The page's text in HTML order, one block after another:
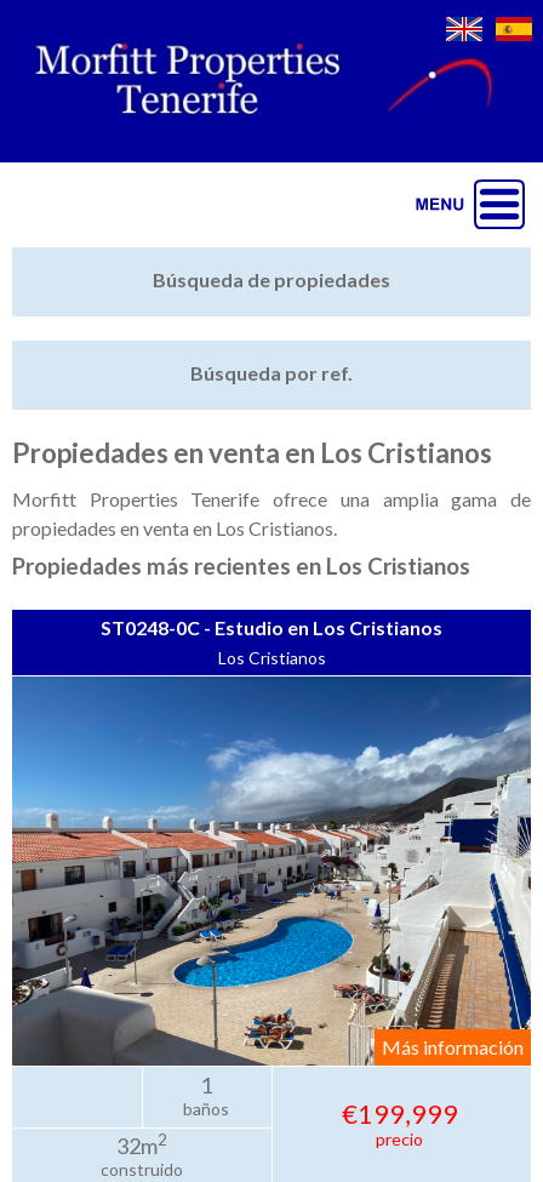
Vender mi propiedad
Destacado
Cartera
+
Búsqueda de propiedades
Búsqueda por ref.
Propiedades en venta en Los Cristianos
Morfitt Properties Tenerife ofrece una amplia gama de
propiedades en venta en Los Cristianos.
Propiedades más recientes en Los Cristianos
ST0248-0C - Estudio en Los Cristianos
Los Cristianos
Más información
1
baños
32m2
construido
€199,999
precio